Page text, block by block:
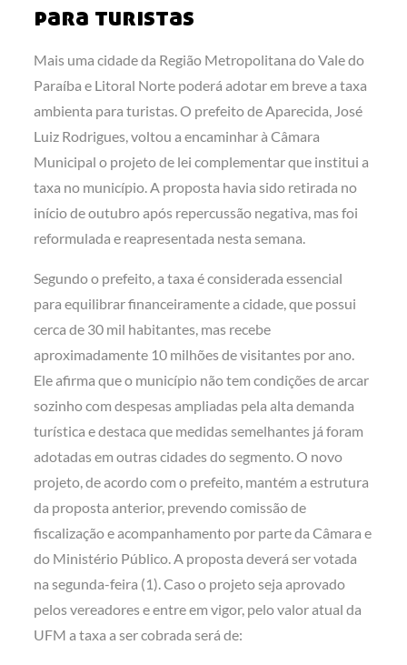
para turistas
Mais uma cidade da Região Metropolitana do Vale do
Paraíba e Litoral Norte poderá adotar em breve a taxa
ambienta para turistas. O prefeito de Aparecida, José
Luiz Rodrigues, voltou a encaminhar à Câmara
Municipal o projeto de lei complementar que institui a
taxa no município. A proposta havia sido retirada no
início de outubro após repercussão negativa, mas foi
reformulada e reapresentada nesta semana.
Segundo o prefeito, a taxa é considerada essencial
para equilibrar financeiramente a cidade, que possui
cerca de 30 mil habitantes, mas recebe
aproximadamente 10 milhões de visitantes por ano.
Ele afirma que o município não tem condições de arcar
sozinho com despesas ampliadas pela alta demanda
turística e destaca que medidas semelhantes já foram
adotadas em outras cidades do segmento. O novo
projeto, de acordo com o prefeito, mantém a estrutura
da proposta anterior, prevendo comissão de
fiscalização e acompanhamento por parte da Câmara e
do Ministério Público. A proposta deverá ser votada
na segunda-feira (1). Caso o projeto seja aprovado
pelos vereadores e entre em vigor, pelo valor atual da
UFM a taxa a ser cobrada será de: